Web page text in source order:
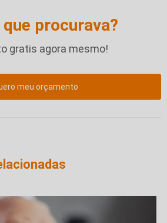
procurava?
gratis agora mesmo!
meu orçamento